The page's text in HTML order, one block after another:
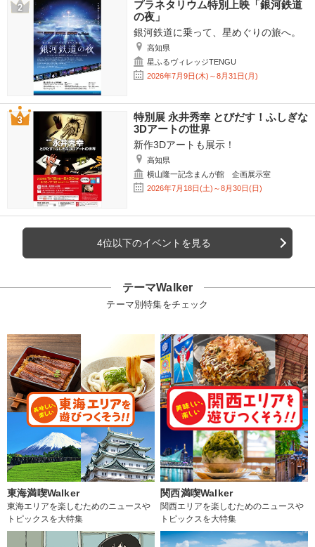
プラネタリウム特別上映「銀河鉄道
の夜」
銀河鉄道に乗って、星めぐりの旅へ。
高知県
星ふるヴィレッジTENGU
2026年7月9日(木)～8月31日(月)
特別展 永井秀幸 とびだす！ふしぎな
3Dアートの世界
新作3Dアートも展示！
高知県
横山隆一記念まんが館 企画展示室
2026年7月18日(土)～8月30日(日)
4位以下のイベントを見る
テーマWalker
テーマ別特集をチェック
東海満喫Walker
東海エリアを楽しむためのニュースや
トピックスを大特集
関西満喫Walker
関西エリアを楽しむためのニュースや
トピックスを大特集